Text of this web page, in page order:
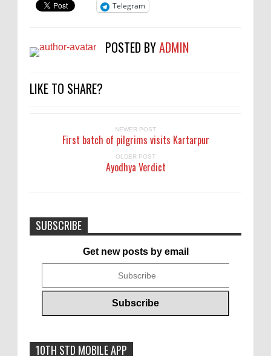
Telegram
POSTED BYADMIN
LIKE TO SHARE?
NEWER POST
First batch of pilgrims visits Kartarpur
OLDER POST
Ayodhya Verdict
SUBSCRIBE
Get new posts by email
10TH STD MOBILE APP